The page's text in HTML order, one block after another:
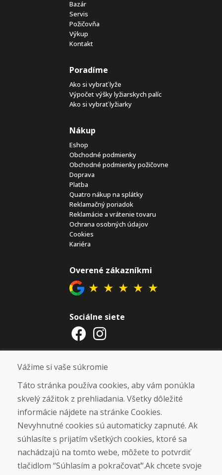
Bazár
Servis
Požičovňa
Výkup
Kontakt
Poradíme
Ako si vybrať lyže
Výpočet výšky lyžiarskych palíc
Ako si vybrať lyžiarky
Nákup
Eshop
Obchodné podmienky
Obchodné podmienky požičovne
Doprava
Platba
Quatro nákup na splátky
Reklamačný poriadok
Reklamácie a vrátenie tovaru
Ochrana osobných údajov
Cookies
Kariéra
Overené zákazníkmi
★ ★ ★ ★ ★
Sociálne siete
Otváracie hodiny
UKONČENÁ. ĎAKUJEME VÁM ZA
PRIAZEŇ A TEŠÍME SA NA VÁS OPÄŤ
OD 14. 9. 2026.
Nájsť na Google mape
Vážime si vaše súkromie
Táto stránka používa cookies, aby vám ponúkla
skvelý zážitok z prehliadania. Všetky dôležité
informácie nájdete na stránke Cookies.
Nevyhnutné cookies sú automaticky zapnuté. Ak
súhlasíte s prijatím všetkých cookies, ktoré sa
nachádzajú na tomto webe, môžete to potvrdiť
tlačidlom “Súhlasím a pokračovať“.Ak chcete svoje